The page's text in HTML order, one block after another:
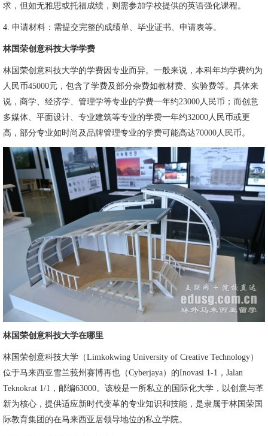
求，但如无雅思或托福成绩，则需参加学校提供的英语强化课程。
4. 申请材料：需提交完整的成绩单、毕业证书、申请表等。
林国荣创意科技大学学费
林国荣创意科技大学的学费因专业而异。一般来说，本科年均学费约为
人民币45000元，包含了学费及部分杂费如教材费、实验费等。具体来
说，商学、经济学、管理学等专业的学费一年约23000人民币；而创意
多媒体、平面设计、专业建筑等专业的学费一年约32000人民币或更
高，部分专业如时尚及品牌管理专业的学费可能高达70000人民币。
林国荣创意科技大学在哪里
林国荣创意科技大学（Limkokwing University of Creative Technology）
位于马来西亚雪兰莪州赛博再也（Cyberjaya）的Inovasi 1-1，Jalan
Teknokrat 1/1，邮编63000。该校是一所私立的国际化大学，以创意与革
新为核心，提供适应新时代变革的专业知识和技能，是隶属于林国荣国
际教育集团的在马来西亚居领导地位的私立学院。